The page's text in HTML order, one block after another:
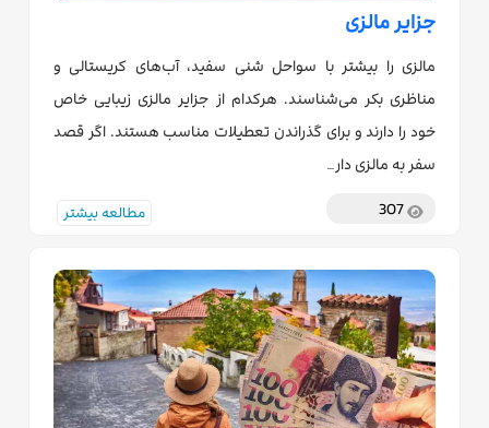
جزایر مالزی
مالزی را بیشتر با سواحل شنی سفید، آب‌های کریستالی و
مناظری بکر می‌شناسند. هرکدام از جزایر مالزی زیبایی خاص
خود را دارند و برای گذراندن تعطیلات مناسب هستند. اگر قصد
سفر به مالزی دار…
مطالعه بیشتر